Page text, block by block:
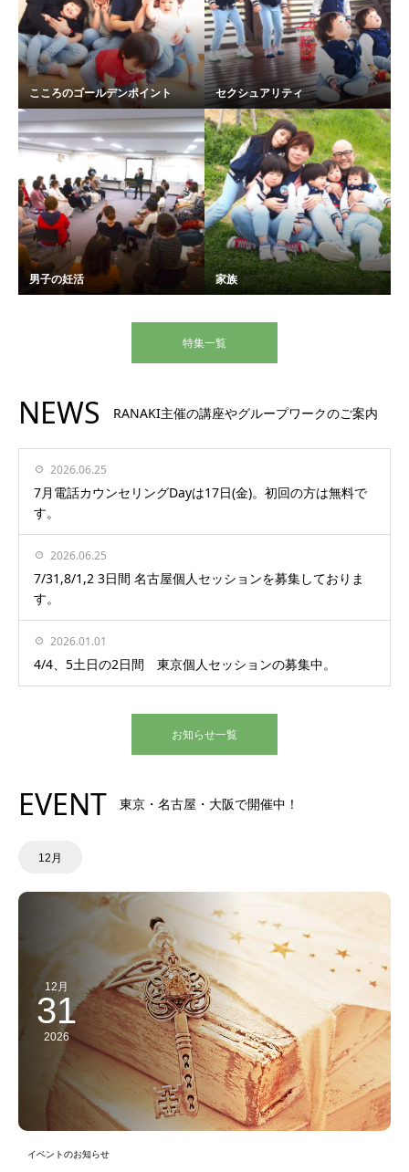
こころのゴールデンポイント セクシュアリティ
男子の妊活 家族
特集一覧
NEWS RANAKI主催の講座やグループワークのご案内
2026.06.25
7月電話カウンセリングDayは17日(金)。初回の方は無料で
す。
2026.06.25
7/31,8/1,2 3日間 名古屋個人セッションを募集しておりま
す。
2026.01.01
4/4、5土日の2日間 東京個人セッションの募集中。
お知らせ一覧
EVENT 東京・名古屋・大阪で開催中！
12月
12月
31
2026
イベントのお知らせ